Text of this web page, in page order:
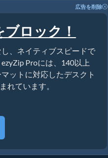
広告を削除
ロック！
、ネイティブスピードで
Proには、140以上
ットに対応したデスクト
れています。